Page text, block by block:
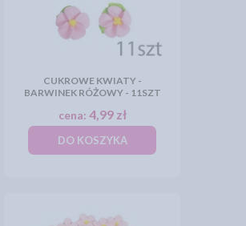
CUKROWE KWIATY -
BARWINEK RÓŻOWY - 11SZT
cena: 4,99 zł
DO KOSZYKA